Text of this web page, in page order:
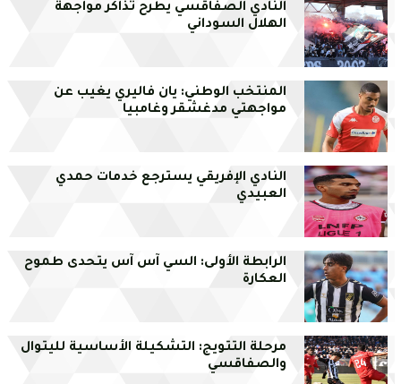
النادي الصفاقسي يطرح تذاكر مواجهة
الهلال السوداني
المنتخب الوطني: يان فاليري يغيب عن
مواجهتي مدغشقر وغامبيا
النادي الإفريقي يسترجع خدمات حمدي
العبيدي
الرابطة الأولى: السي آس آس يتحدى طموح
العكارة
مرحلة التتويج: التشكيلة الأساسية لليتوال
والصفاقسي